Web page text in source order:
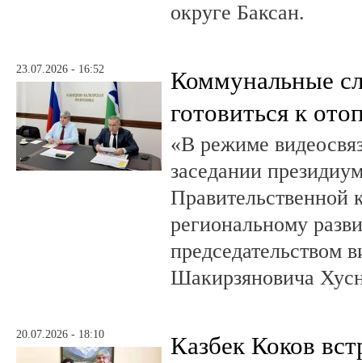
округе Баксан.
23.07.2026 - 16:52
Коммунальные
готовиться к
«В режиме
заседании
Правительственной
региональному
председательством
Шакирзяновича
20.07.2026 - 18:10
Казбек Коков